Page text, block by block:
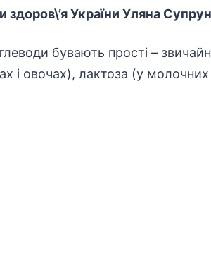
здоров\’я України Уляна
бувають прості –
і овочах), лактоза (у молочних